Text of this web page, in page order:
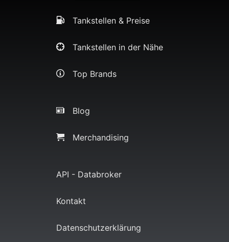
Tankstellen & Preise
Tankstellen in der Nähe
Top Brands
Blog
Merchandising
API - Databroker
Kontakt
Datenschutzerklärung